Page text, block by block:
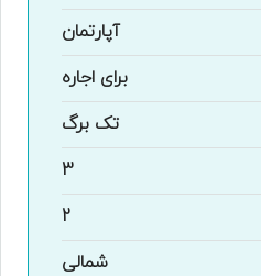
آپارتمان
برای اجاره
تک برگ
3
2
شمالی